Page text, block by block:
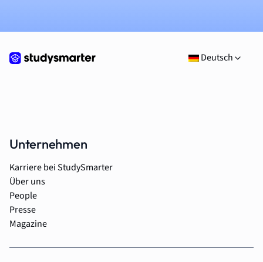
Deutsch
Unternehmen
Karriere bei StudySmarter
Über uns
People
Presse
Magazine